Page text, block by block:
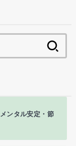
ンタル安定・節